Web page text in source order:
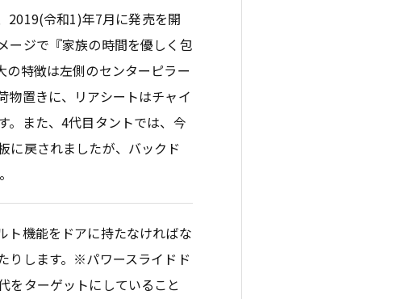
2019(令和1)年7月に発売を開
ージで『家族の時間を優しく包
の特徴は左側のセンターピラー
物置きに、リアシートはチャイ
。また、4代目タントでは、今
に戻されましたが、バックド
ト機能をドアに持たなければな
りします。※パワースライドド
ターゲットにしていること